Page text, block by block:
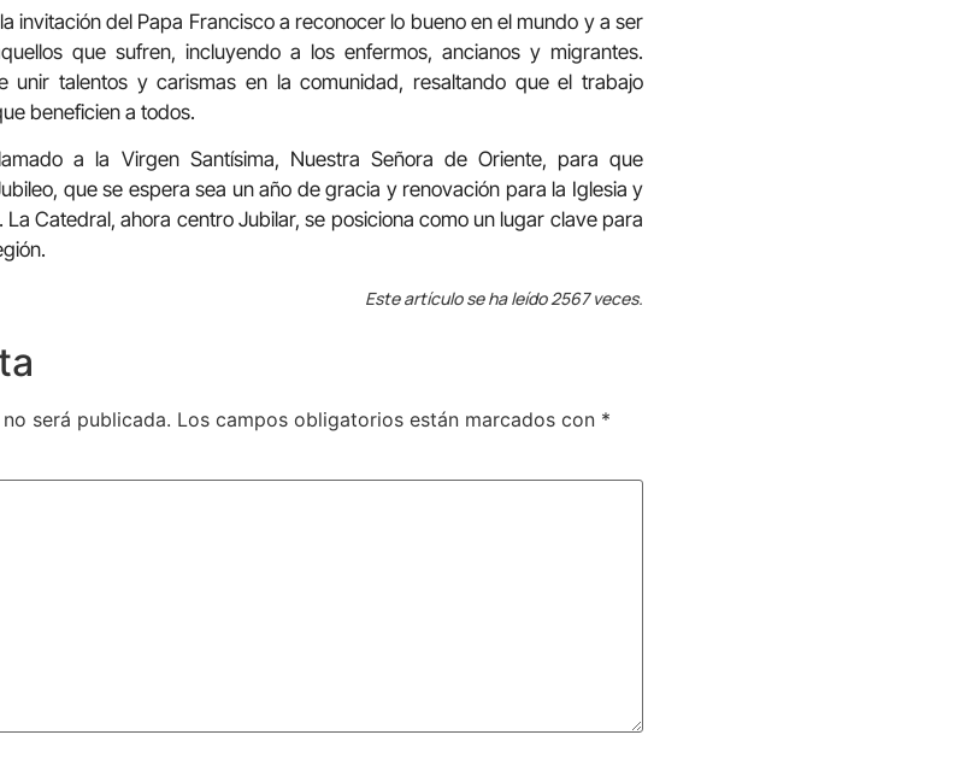
invitación del Papa Francisco a reconocer lo bueno en el mundo y a ser
que sufren, incluyendo a los enfermos, ancianos y migrantes.
unir talentos y carismas en la comunidad, resaltando que el trabajo
beneficien a todos.
a la Virgen Santísima, Nuestra Señora de Oriente, para que
que se espera sea un año de gracia y renovación para la Iglesia y
Catedral, ahora centro Jubilar, se posiciona como un lugar clave para
Este artículo se ha leído 2567 veces.
será publicada. Los campos obligatorios están marcados con *